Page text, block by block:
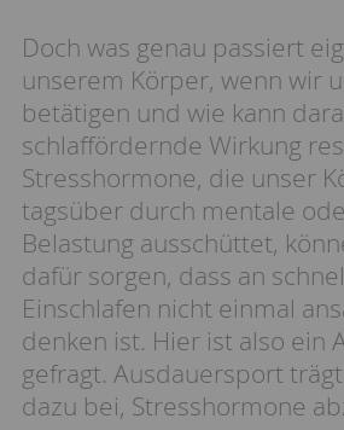
Doch was genau passiert
unserem Körper, wenn wir
betätigen und wie kann
schlaffördernde Wirkung
Stresshormone, die unser
tagsüber durch mentale
Belastung ausschüttet,
dafür sorgen, dass an
Einschlafen nicht einmal
denken ist. Hier ist also ein
gefragt. Ausdauersport
dazu bei, Stresshormone